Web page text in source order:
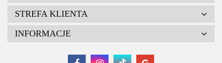
STREFA KLIENTA
INFORMACJE